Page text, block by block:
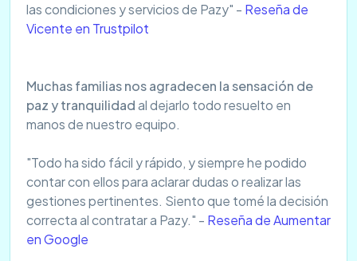
las condiciones y servicios de Pazy" - Reseña de
Vicente en Trustpilot
Muchas familias nos agradecen la sensación de
paz y tranquilidadal dejarlo todo resuelto en
manos de nuestro equipo.
"Todo ha sido fácil y rápido, y siempre he podido
contar con ellos para aclarar dudas o realizar las
gestiones pertinentes. Siento que tomé la decisión
correcta al contratar a Pazy." - Reseña de Aumentar
en Google